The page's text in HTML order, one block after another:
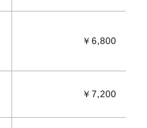
￥6,800
￥7,200